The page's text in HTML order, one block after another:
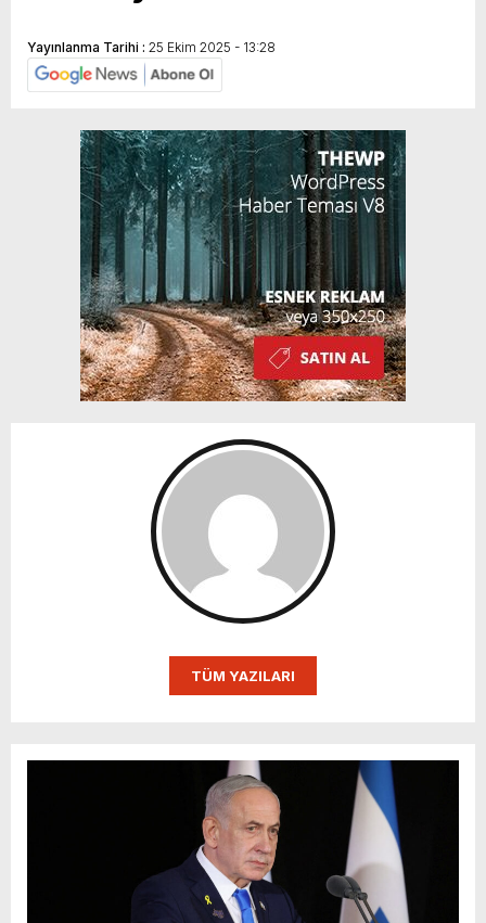
Yayınlanma Tarihi : 25 Ekim 2025 - 13:28
TÜM YAZILARI